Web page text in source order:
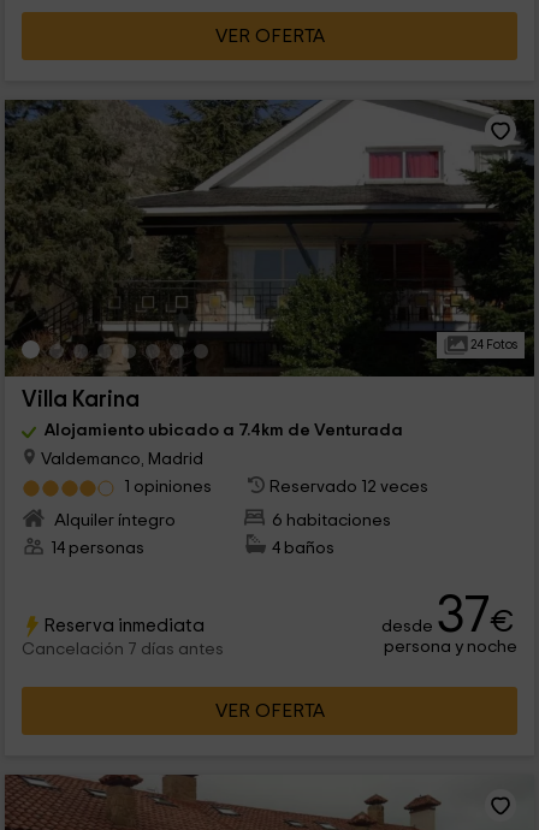
VER OFERTA
24 Fotos
Villa Karina
Alojamiento ubicado a 7.4km de Venturada
Valdemanco, Madrid
1 opiniones
Reservado 12 veces
Alquiler íntegro
6 habitaciones
14 personas
4 baños
Reserva inmediata
Cancelación 7 días antes
desde 37€
persona y noche
VER OFERTA